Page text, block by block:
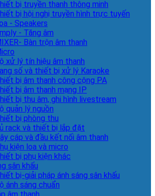
bị truyền thanh thông minh
bị hội nghị truyền hình trực tuyến
- Speakers
- Tăng âm
Bàn trộn âm thanh
xử lý tín hiệu âm thanh
số và thiết bị xử lý Karaoke
bị âm thanh công cộng PA
bị âm thanh mạng IP
bị thu âm, ghi hình livestream
quản lý nguồn
bị phòng thu
rack và thiết bị lắp đặt
cáp và đầu kết nối âm thanh
kiện loa và micro
bị phụ kiện khác
sân khấu
bị-giải pháp ánh sáng sân khấu
ánh sáng chuẩn